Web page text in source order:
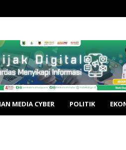
MEDIA CYBER POLITIK